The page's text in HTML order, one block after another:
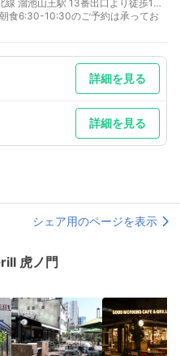
線 溜池山王駅 13番出口より徒歩1分
メトロ南北線 六本木一丁目駅 3番
目駅より約5分）
詳細を見る
詳細を見る
シェア用のページを表示
虎ノ門